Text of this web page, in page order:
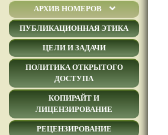
АРХИВ НОМЕРОВ
ПУБЛИКАЦИОННАЯ ЭТИКА
ЦЕЛИ И ЗАДАЧИ
ПОЛИТИКА ОТКРЫТОГО
ДОСТУПА
КОПИРАЙТ И
ЛИЦЕНЗИРОВАНИЕ
РЕЦЕНЗИРОВАНИЕ